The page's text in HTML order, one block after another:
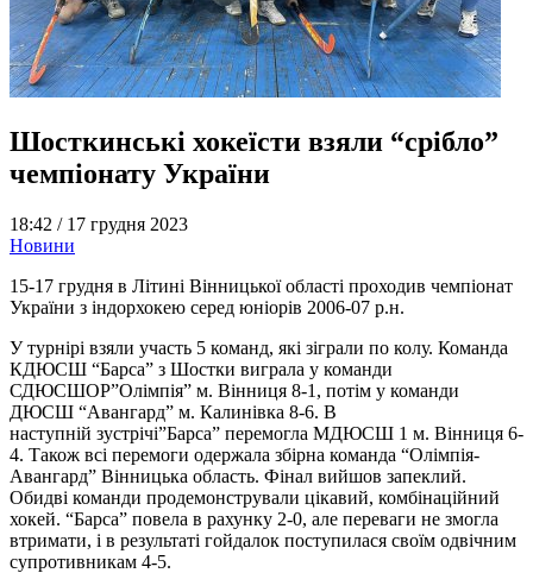
Шосткинські хокеїсти взяли “срібло”
чемпіонату України
18:42 / 17 грудня 2023
Новини
15-17 грудня в Літині Вінницької області проходив чемпіонат
України з індорхокею серед юніорів 2006-07 р.н.
У турнірі взяли участь 5 команд, які зіграли по колу. Команда
КДЮСШ “Барса” з Шостки виграла у команди
СДЮСШОР”Олімпія” м. Вінниця 8-1, потім у команди
ДЮСШ “Авангард” м. Калинівка 8-6. В
наступній зустрічі”Барса” перемогла МДЮСШ 1 м. Вінниця 6-
4. Також всі перемоги одержала збірна команда “Олімпія-
Авангард” Вінницька область. Фінал вийшов запеклий.
Обидві команди продемонстрували цікавий, комбінаційний
хокей. “Барса” повела в рахунку 2-0, але переваги не змогла
втримати, і в результаті гойдалок поступилася своїм одвічним
супротивникам 4-5.